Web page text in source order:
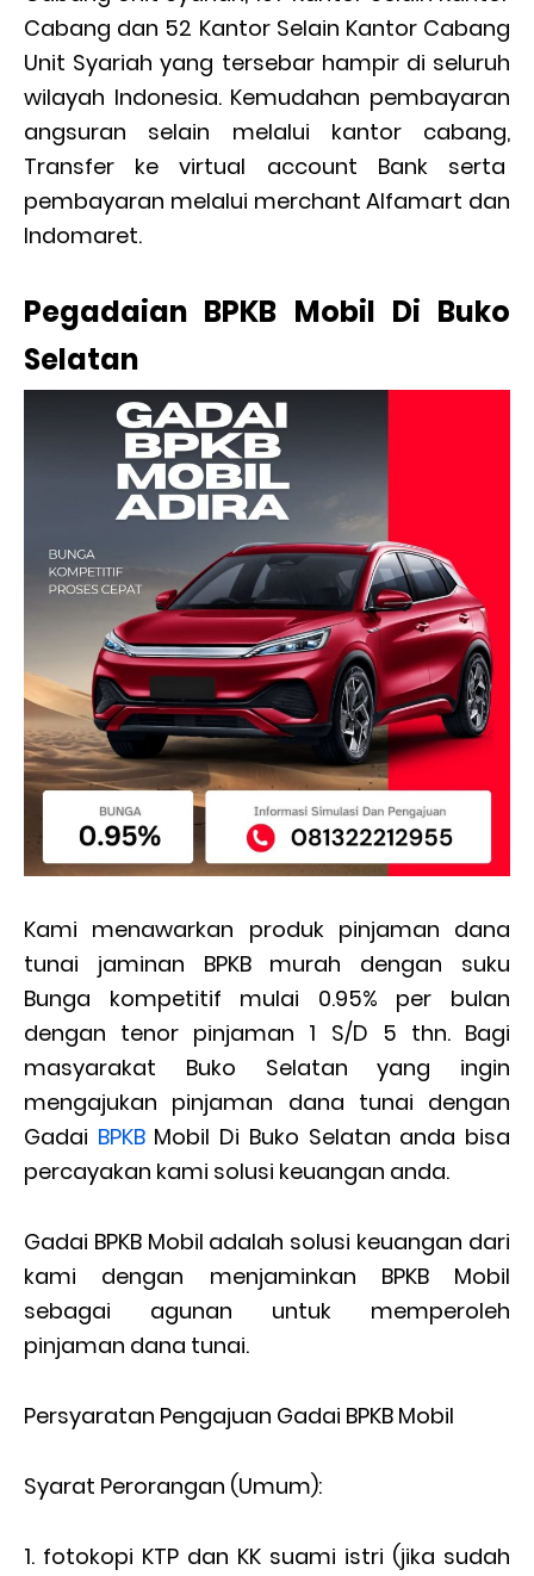
Cabang dan 52 Kantor Selain Kantor Cabang
Unit Syariah yang tersebar hampir di seluruh
wilayah Indonesia. Kemudahan pembayaran
angsuran selain melalui kantor cabang,
Transfer ke virtual account Bank serta
pembayaran melalui merchant Alfamart dan
Indomaret.
Pegadaian BPKB Mobil Di Buko
Selatan
Kami menawarkan produk pinjaman dana
tunai jaminan BPKB murah dengan suku
Bunga kompetitif mulai 0.95% per bulan
dengan tenor pinjaman 1 S/D 5 thn. Bagi
masyarakat Buko Selatan yang ingin
mengajukan pinjaman dana tunai dengan
Gadai BPKBMobil Di Buko Selatan anda bisa
percayakan kami solusi keuangan anda.
Gadai BPKB Mobil adalah solusi keuangan dari
kami dengan menjaminkan BPKB Mobil
sebagai agunan untuk memperoleh
pinjaman dana tunai.
Persyaratan Pengajuan Gadai BPKB Mobil
Syarat Perorangan (Umum):
fotokopi KTP dan KK suami istri (jika sudah